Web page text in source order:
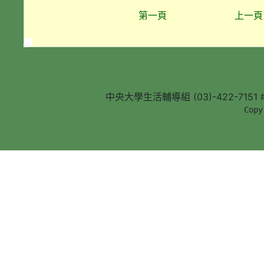
第一頁 上一頁
中央大學生活輔導組 (03)-422-7151